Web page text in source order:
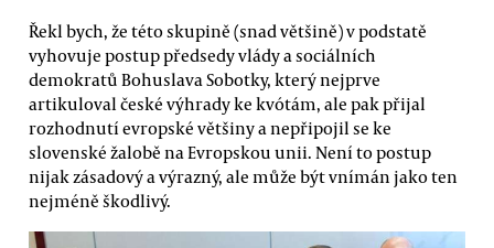
Řekl bych, že této skupině (snad většině) v podstatě
vyhovuje postup předsedy vlády a sociálních
demokratů Bohuslava Sobotky, který nejprve
artikuloval české výhrady ke kvótám, ale pak přijal
rozhodnutí evropské většiny a nepřipojil se ke
slovenské žalobě na Evropskou unii. Není to postup
nijak zásadový a výrazný, ale může být vnímán jako ten
nejméně škodlivý.